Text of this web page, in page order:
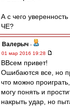
А с чего
ЧЕ?
Валерыч -
01 мар 2016 19:28
ВВсем привет!
Ошибаются все, но
что можно
могу понять и
накрыть удар, но